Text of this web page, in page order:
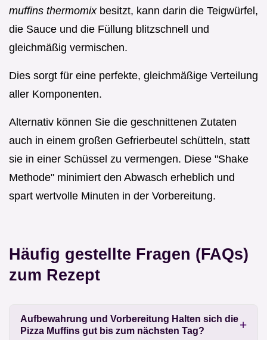
muffins thermomix besitzt, kann darin die Teigwürfel,
die Sauce und die Füllung blitzschnell und
gleichmäßig vermischen.
Dies sorgt für eine perfekte, gleichmäßige Verteilung
aller Komponenten.
Alternativ können Sie die geschnittenen Zutaten
auch in einem großen Gefrierbeutel schütteln, statt
sie in einer Schüssel zu vermengen. Diese "Shake
Methode" minimiert den Abwasch erheblich und
spart wertvolle Minuten in der Vorbereitung.
Häufig gestellte Fragen (FAQs)
zum Rezept
Aufbewahrung und Vorbereitung Halten sich die
Pizza Muffins gut bis zum nächsten Tag?